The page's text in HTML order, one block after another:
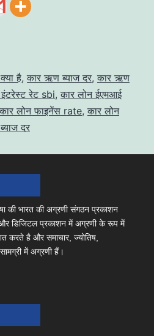
है, कार ऋण ब्याज दर, कार ऋण
रेट sbi, कार लोन ईएमआई
कार लोन फाइनेंस rate, कार लोन
दर
की भारत की अग्रणी संगठन प्रकाशन
डिजिटल प्रकाशन में अग्रणी के रूप में
करते है और समाचार, ज्योतिष,
में अग्रणी हैं।